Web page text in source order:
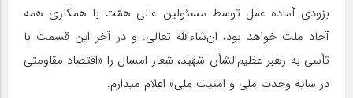
بزودی آماده عمل توسط مسئولین عالی همّت با همکاری همه
آحاد ملت خواهد بود، ان‌شاء‌الله تعالی. و در آخر این قسمت با
تأسی به رهبر عظیم‌الشأن شهید، شعار امسال را «اقتصاد مقاومتی
در سایه وحدت ملی و امنیت ملی» اعلام میدارم.